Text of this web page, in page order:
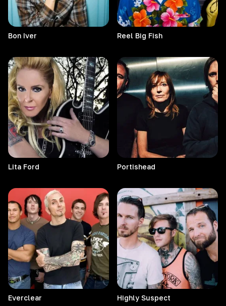
Bon Iver Reel Big Fish
Lita Ford Portishead
Everclear Highly Suspect